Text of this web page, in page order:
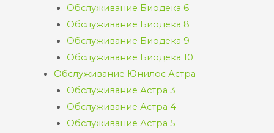
Обслуживание Биодека 6
Обслуживание Биодека 8
Обслуживание Биодека 9
Обслуживание Биодека 10
Обслуживание Юнилос Астра
Обслуживание Астра 3
Обслуживание Астра 4
Обслуживание Астра 5